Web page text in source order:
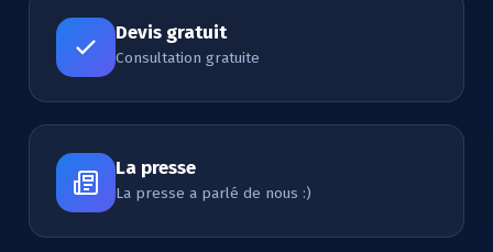
Devis gratuit
Consultation gratuite
La presse
La presse a parlé de nous :)